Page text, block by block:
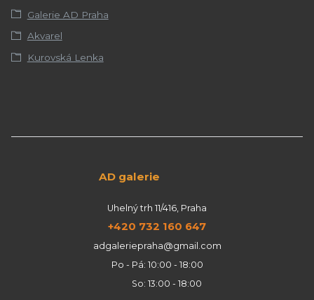
Galerie AD Praha
Akvarel
Kurovská Lenka
AD galerie
Uhelný trh 11/416, Praha
+420 732 160 647
adgaleriepraha@gmail.com
Po - Pá: 10:00 - 18:00
So: 13:00 - 18:00